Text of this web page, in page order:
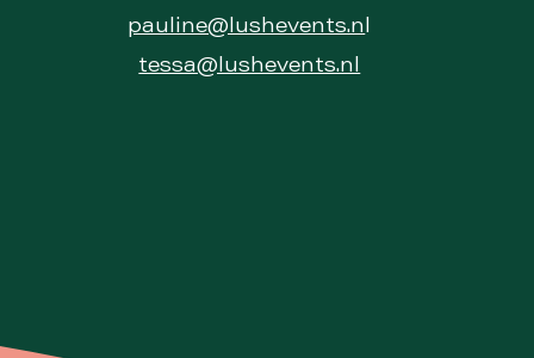
pauline@lushevents.nl
tessa@lushevents.nl